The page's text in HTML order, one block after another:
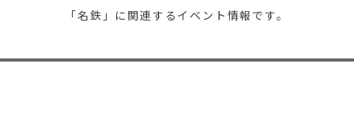
「名鉄」に関連するイベント情報です。